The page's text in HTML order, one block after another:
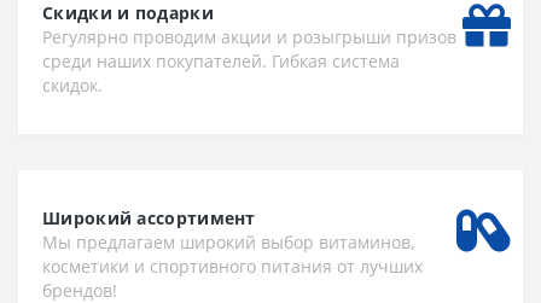
Скидки и подарки
Регулярно проводим акции и розыгрыши призов
среди наших покупателей. Гибкая система
скидок.
Широкий ассортимент
Мы предлагаем широкий выбор витаминов,
косметики и спортивного питания от лучших
брендов!